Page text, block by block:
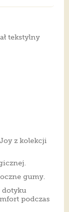
tekstylny
z kolekcji
gumy.
dotyku
podczas